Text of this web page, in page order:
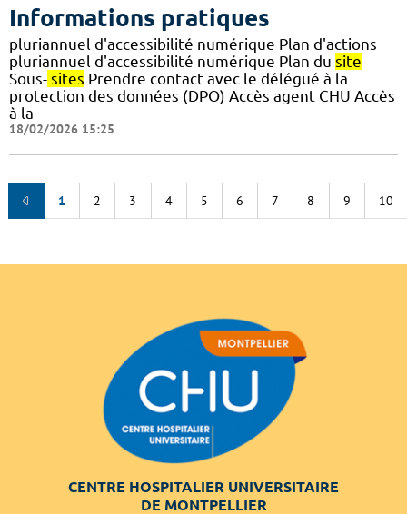
Informations pratiques
pluriannuel d'accessibilité numérique Plan d'actions
pluriannuel d'accessibilité numérique Plan du site
Sous- sites Prendre contact avec le délégué à la
protection des données (DPO) Accès agent CHU Accès
à la
18/02/2026 15:25
1 2 3 4 5 6 7 8 9 10
CENTRE HOSPITALIER UNIVERSITAIRE
DE MONTPELLIER